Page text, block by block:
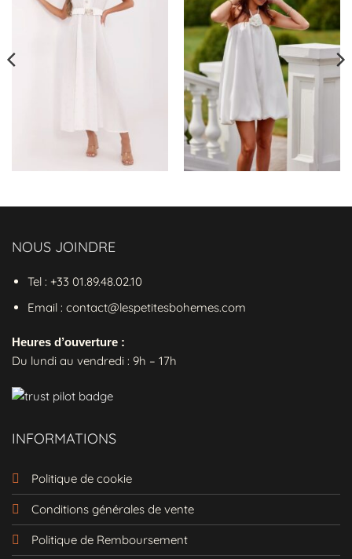
NOUS JOINDRE
Tel : +33 01.89.48.02.10
Email : contact@lespetitesbohemes.com
Heures d’ouverture :
Du lundi au vendredi : 9h – 17h
INFORMATIONS
Politique de cookie
Conditions générales de vente
Politique de Remboursement